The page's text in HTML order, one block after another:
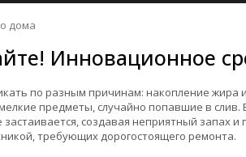
дома
Инновационное
по разным причинам: накопление
предметы, случайно попавшие в
создавая неприятный запах
требующих дорогостоящего ремонта.